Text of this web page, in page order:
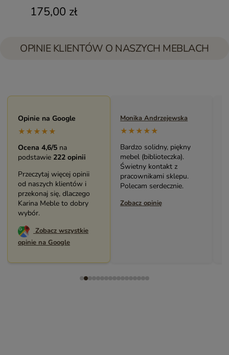
175,00 zł
OPINIE KLIENTÓW O NASZYCH MEBLACH
Opinie na Google
★★★★★
Ocena 4,6/5 na
podstawie 222 opinii
Przeczytaj więcej opinii
od naszych klientów i
przekonaj się, dlaczego
Karina Meble to dobry
wybór.
Zobacz wszystkie
opinie na Google
Maryla Maj
★★★★★
Duży i piękny asortyment
sklepu. Miła i pomocna
bardzo mnie cieszy.
Dziękuję. Polecam.
Zobacz opinię
Monika Andrzejewska
★★★★★
Bardzo solidny, piękny
mebel (biblioteczka).
Świetny kontakt z
pracownikami sklepu.
Polecam serdecznie.
Zobacz opinię